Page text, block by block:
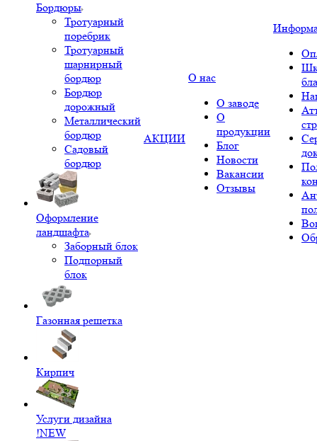
Бордюры
Тротуарный
поребрик
Тротуарный
шарнирный
бордюр
Бордюр
дорожный
Металлический
бордюр
Садовый
бордюр
Оформление
ландшафта
Заборный блок
Подпорный
блок
Газонная решетка
Кирпич
Услуги дизайна
!NEW
АКЦИИ
О нас
О заводе
О
продукции
Блог
Новости
Вакансии
Отзывы